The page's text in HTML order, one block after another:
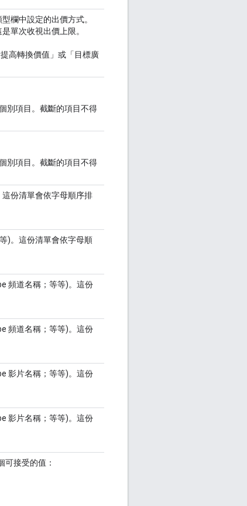
欄中設定的出價方式。
單次收視出價上限。
高轉換價值」或「目標廣
別項目。截斷的項目不得
別項目。截斷的項目不得
份清單會依字母順序排
)。這份清單會依字母順
頻道名稱；等等)。這份
頻道名稱；等等)。這份
影片名稱；等等)。這份
影片名稱；等等)。這份
可接受的值：